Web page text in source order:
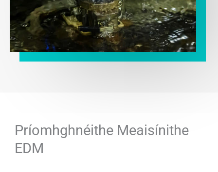
Príomhghnéithe Meaisínithe
EDM